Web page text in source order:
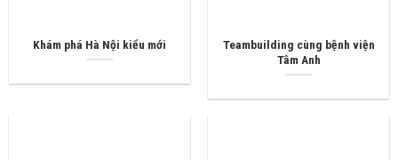
Khám phá Hà Nội kiểu mới
Teambuilding cùng bệnh viện
Tâm Anh